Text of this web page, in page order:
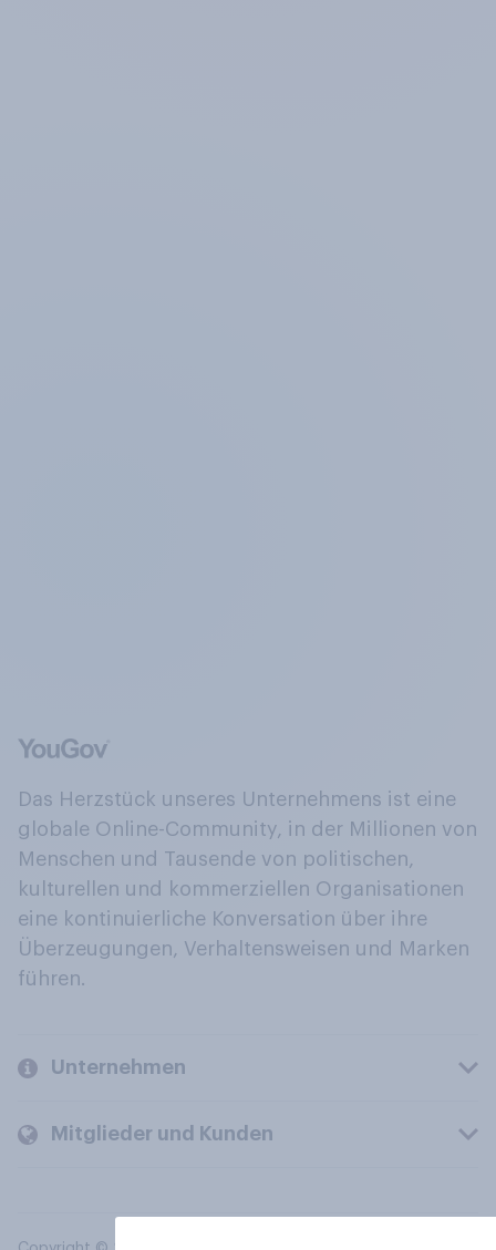
Das Herzstück unseres Unternehmens ist eine
globale Online-Community, in der Millionen von
Menschen und Tausende von politischen,
kulturellen und kommerziellen Organisationen
eine kontinuierliche Konversation über ihre
Überzeugungen, Verhaltensweisen und Marken
führen.
Unternehmen
Mitglieder und Kunden